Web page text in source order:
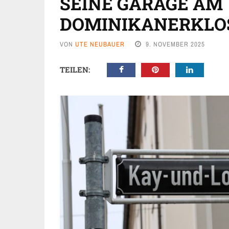
VON UTE NEUBAUER 9. NOVEMBER 2025
TEILEN: